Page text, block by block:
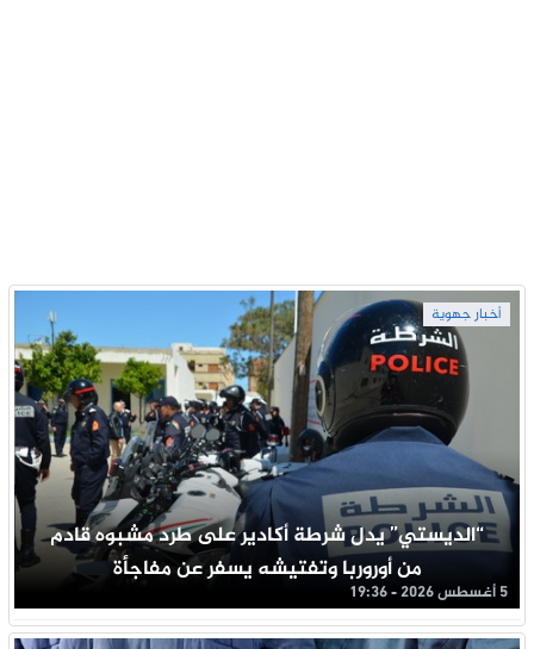
أخبار جهوية
“الديستي” يدل شرطة أكادير على طرد مشبوه قادم
من أوروربا وتفتيشه يسفر عن مفاجأة
5 أغسطس 2026 - 19:36